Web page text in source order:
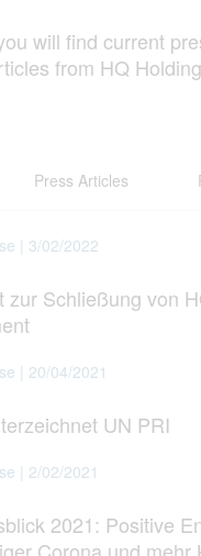
will find current
from HQ Holding
Press Articles
| 3/02/2022
zur Schließung von
| 20/04/2021
UN PRI
| 2/02/2021
2021: Positive